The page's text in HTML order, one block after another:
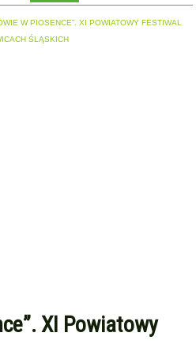
W PIOSENCE”. XI POWIATOWY FESTIWAL
ŚLĄSKICH
XI Powiatowy